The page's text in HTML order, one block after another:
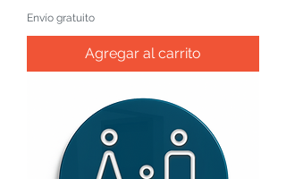
Envío gratuito
Agregar al carrito